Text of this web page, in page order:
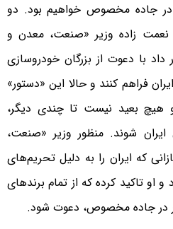
جاده مخصوص خواهیم بود. دو
زاده وزیر «صنعت، معدن و
با دعوت از بزرگان خودروسازی
فراهم کنند و حالا این «دستور»
بعید نیست تا چندی دیگر،
ایران شوند. منظور وزیر «صنعت،
که ایران را به دلیل تحریم‌های
و او تاکید کرده که از تمام برندهای
در جاده مخصوص، دعوت شود.